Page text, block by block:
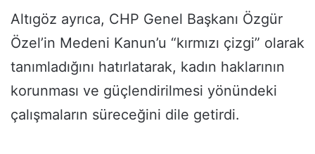
Altıgöz ayrıca, CHP Genel Başkanı Özgür
Özel’in Medeni Kanun’u “kırmızı çizgi” olarak
tanımladığını hatırlatarak, kadın haklarının
korunması ve güçlendirilmesi yönündeki
çalışmaların süreceğini dile getirdi.